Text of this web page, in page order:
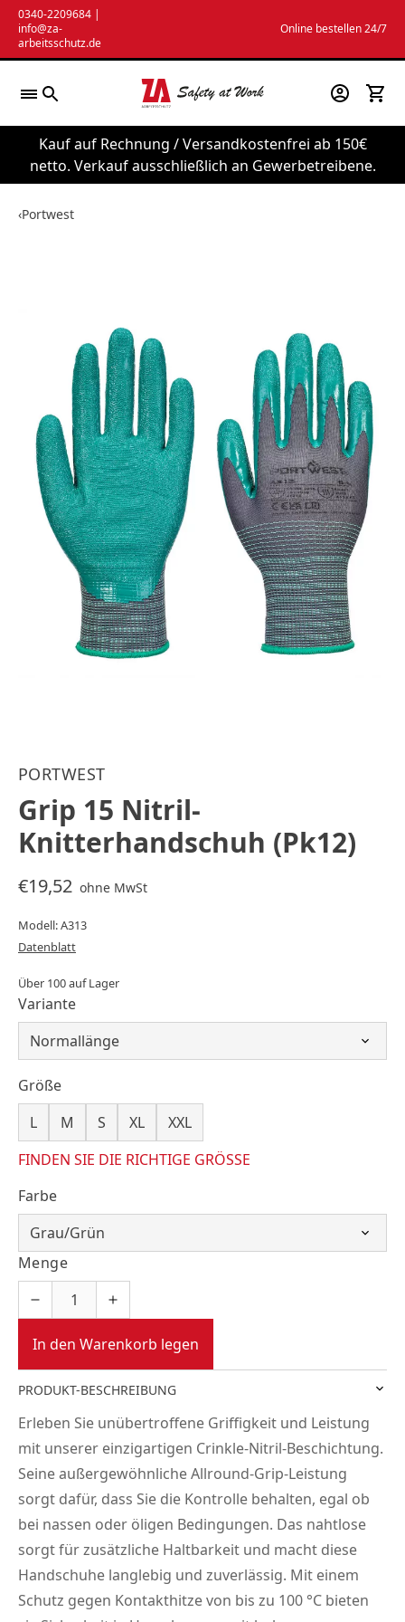
Zum
Inhalt
springen
0340-2209684 |
info@za-
arbeitsschutz.de
Online bestellen 24/7
Kauf auf Rechnung / Versandkostenfrei ab 150€
netto. Verkauf ausschließlich an Gewerbetreibene.
‹Portwest
PORTWEST
Grip 15 Nitril-
Knitterhandschuh (Pk12)
€19,52 ohne MwSt
Modell: A313
Datenblatt
Über 100 auf Lager
Variante
Größe
L
M S XL
XXL
FINDEN SIE DIE RICHTIGE GRÖSSE
Farbe
Menge
In den Warenkorb legen
PRODUKT-BESCHREIBUNG
Erleben Sie unübertroffene Griffigkeit und Leistung
mit unserer einzigartigen Crinkle-Nitril-Beschichtung.
Seine außergewöhnliche Allround-Grip-Leistung
sorgt dafür, dass Sie die Kontrolle behalten, egal ob
bei nassen oder öligen Bedingungen. Das nahtlose
sorgt für zusätzliche Haltbarkeit und macht diese
Handschuhe langlebig und zuverlässig. Mit einem
Schutz gegen Kontakthitze von bis zu 100 °C bieten